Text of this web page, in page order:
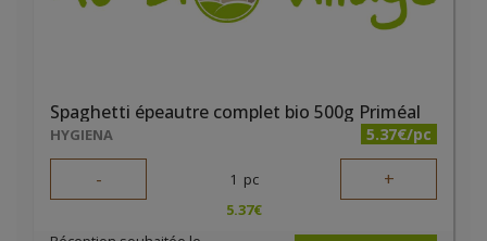
Spaghetti épeautre complet bio 500g Priméal
HYGIENA 5.37€/pc
- 1 pc +
5.37€